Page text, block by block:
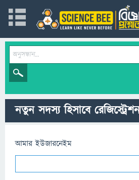
নতুন সদস্য হিসাবে
আমার ইউজারনেইম